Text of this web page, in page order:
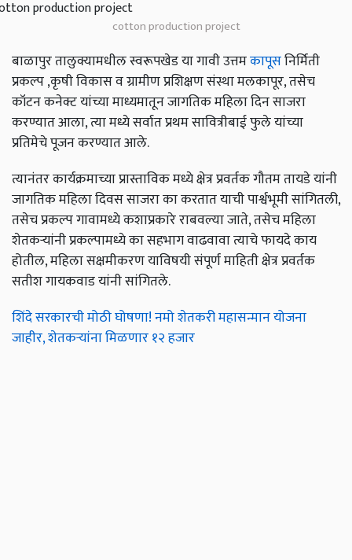
cotton production project
बाळापुर तालुक्यामधील स्वरूपखेड या गावी उत्तमकापूसनिर्मिती
प्रकल्प ,कृषी विकास व ग्रामीण प्रशिक्षण संस्था मलकापूर, तसेच
कॉटन कनेक्ट यांच्या माध्यमातून जागतिक महिला दिन साजरा
करण्यात आला, त्या मध्ये सर्वात प्रथम सावित्रीबाई फुले यांच्या
प्रतिमेचे पूजन करण्यात आले.
त्यानंतर कार्यक्रमाच्या प्रास्ताविक मध्ये क्षेत्र प्रवर्तक गौतम तायडे यांनी
जागतिक महिला दिवस साजरा का करतात याची पार्श्वभूमी सांगितली,
तसेच प्रकल्प गावामध्ये कशाप्रकारे राबवल्या जाते, तसेच महिला
शेतकऱ्यांनी प्रकल्पामध्ये का सहभाग वाढवावा त्याचे फायदे काय
होतील, महिला सक्षमीकरण याविषयी संपूर्ण माहिती क्षेत्र प्रवर्तक
सतीश गायकवाड यांनी सांगितले.
शिंदे सरकारची मोठी घोषणा! नमो शेतकरी महासन्मान योजना
जाहीर, शेतकऱ्यांना मिळणार १२ हजार